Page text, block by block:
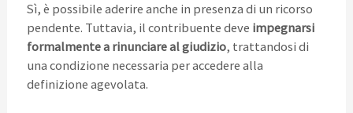
Sì, è possibile aderire anche in presenza di un ricorso
pendente. Tuttavia, il contribuente deve impegnarsi
formalmente a rinunciare al giudizio, trattandosi di
una condizione necessaria per accedere alla
definizione agevolata.